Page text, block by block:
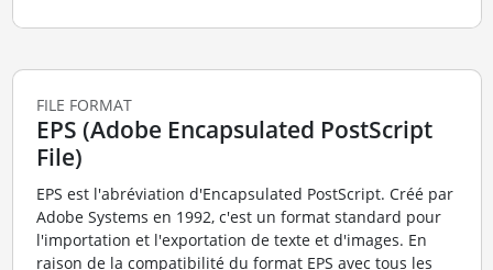
FILE FORMAT
EPS (Adobe Encapsulated PostScript
File)
EPS est l'abréviation d'Encapsulated PostScript. Créé par
Adobe Systems en 1992, c'est un format standard pour
l'importation et l'exportation de texte et d'images. En
raison de la compatibilité du format EPS avec tous les